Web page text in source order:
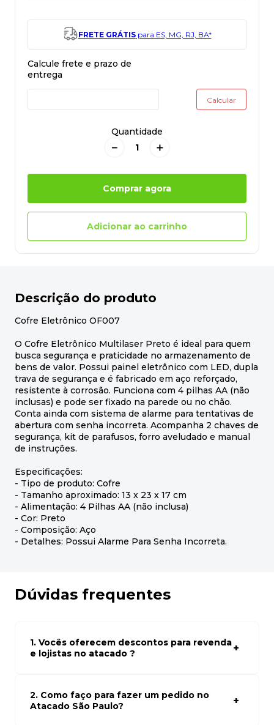
FRETE GRÁTISpara ES, MG, RJ, BA*
Quantidade
＋
－
Comprar agora
Adicionar ao carrinho
Descrição do produto
Cofre Eletrônico OF007
O Cofre Eletrônico Multilaser Preto é ideal para quem
busca segurança e praticidade no armazenamento de
bens de valor. Possui painel eletrônico com LED, dupla
trava de segurança e é fabricado em aço reforçado,
resistente à corrosão. Funciona com 4 pilhas AA (não
inclusas) e pode ser fixado na parede ou no chão.
Conta ainda com sistema de alarme para tentativas de
abertura com senha incorreta. Acompanha 2 chaves de
segurança, kit de parafusos, forro aveludado e manual
de instruções.
Especificações:
- Tipo de produto: Cofre
- Tamanho aproximado: 13 x 23 x 17 cm
- Alimentação: 4 Pilhas AA (não inclusa)
- Cor: Preto
- Composição: Aço
- Detalhes: Possui Alarme Para Senha Incorreta.
Dúvidas frequentes
1. Vocês oferecem descontos para revenda
e lojistas no atacado ?
atacado empresas e compre com os melhores preços
para seu modelo de negócio
2. Como faço para fazer um pedido no
Atacado São Paulo?